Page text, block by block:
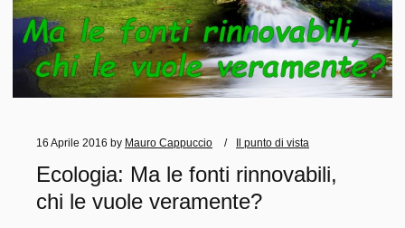
16 Aprile 2016 by Mauro Cappuccio Il punto di vista
Ecologia: Ma le fonti rinnovabili,
chi le vuole veramente?